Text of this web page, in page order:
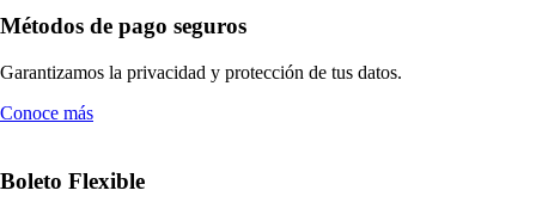
Métodos de pago seguros
Garantizamos la privacidad y protección de tus datos.
Conoce más
Boleto Flexible